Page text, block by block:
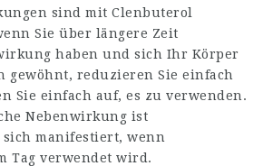
sind mit Clenbuterol
Sie über längere Zeit
haben und sich Ihr Körper
gewöhnt, reduzieren Sie einfach
Sie einfach auf, es zu verwenden.
Nebenwirkung ist
manifestiert, wenn
Tag verwendet wird.